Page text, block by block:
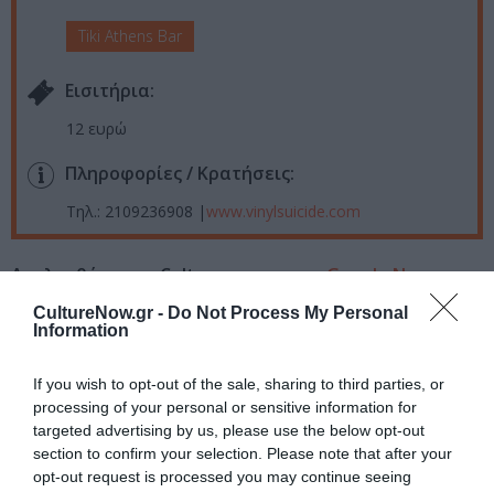
CultureNow.gr - Do Not Process My Personal
Information
If you wish to opt-out of the sale, sharing to third parties, or
processing of your personal or sensitive information for
targeted advertising by us, please use the below opt-out
section to confirm your selection. Please note that after your
opt-out request is processed you may continue seeing
Tiki Athens Bar
Eισιτήρια:
12 ευρώ
Πληροφορίες / Κρατήσεις:
Τηλ.: 2109236908 |www.vinylsuicide.com
Ακολουθήστε το Culturenow.gr στοGoogle Newsκαι
μάθετε πρώτοι όλες τις ειδήσεις
Πολιτισμό στοCulturenow.gr
Νέοι Διαγωνισμοί❯